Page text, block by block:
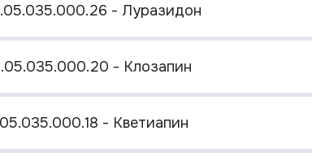
- Луразидон
- Клозапин
- Кветиапин